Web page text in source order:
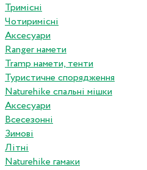
Тримісні
Чотиримісні
Аксесуари
Ranger намети
Tramp намети, тенти
Туристичне спорядження
Naturehike спальні мішки
Аксесуари
Всесезонні
Зимові
Літні
Naturehike гамаки